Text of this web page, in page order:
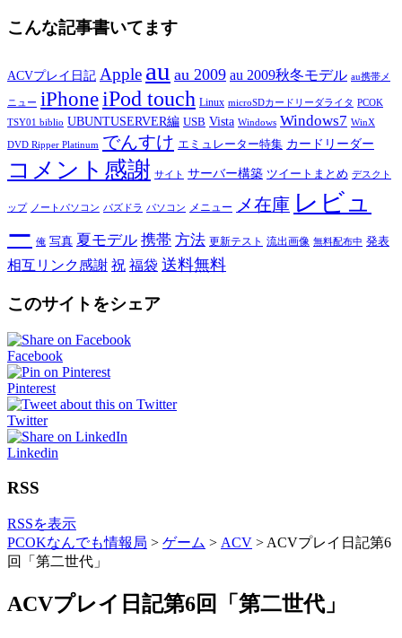
こんな記事書いてます
ACVプレイ日記 Apple au au 2009 au 2009秋冬モデル au携帯メ
ニュー iPhoneiPod touch Linux microSDカードリーダライタ PCOK
TSY01 biblio UBUNTUSERVER編 USB Vista Windows Windows7 WinX
DVD Ripper Platinum でんすけ エミュレーター特集 カードリーダー
コメント感謝 サイト サーバー構築 ツイートまとめ デスクト
ップ ノートパソコン パズドラ パソコン メニュー メ在庫 レビュ
ー 俺 写真 夏モデル 携帯 方法 更新テスト 流出画像 無料配布中 発表
相互リンク感謝 祝 福袋 送料無料
このサイトをシェア
Facebook
Pinterest
Twitter
Linkedin
RSS
RSSを表示
PCOKなんでも情報局 > ゲーム > ACV > ACVプレイ日記第6
回「第二世代」
ACVプレイ日記第6回「第二世代」